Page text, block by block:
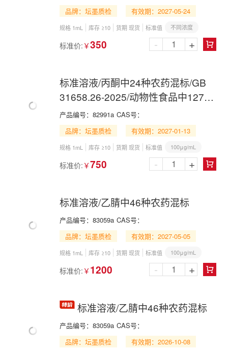
品牌：坛墨质检
有效期：2027-05-24
规格 1mL 库存 ≥10 货期 现货 标准值 不同浓度
标准价: ￥350 
- +
标准溶液/丙酮中24种农药混标/GB
31658.26-2025/动物性食品中127种
药物残留的筛查
产品编号： 82991a CAS号：
品牌：坛墨质检
有效期：2027-01-13
规格 1mL 库存 ≥10 货期 现货 标准值 100μg/mL
标准价: ￥750 
- +
标准溶液/乙腈中46种农药混标
产品编号： 83059a CAS号：
品牌：坛墨质检
有效期：2027-05-05
规格 1mL 库存 ≥10 货期 现货 标准值 100μg/mL
标准价: ￥ 1200 
- +
标准溶液/乙腈中46种农药混标
产品编号： 83059a CAS号：
品牌：坛墨质检
有效期：2026-10-08